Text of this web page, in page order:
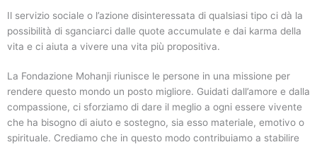
Il servizio sociale o l’azione disinteressata di qualsiasi tipo ci dà la
possibilità di sganciarci dalle quote accumulate e dai karma della
vita e ci aiuta a vivere una vita più propositiva.
La Fondazione Mohanji riunisce le persone in una missione per
rendere questo mondo un posto migliore. Guidati dall’amore e dalla
compassione, ci sforziamo di dare il meglio a ogni essere vivente
che ha bisogno di aiuto e sostegno, sia esso materiale, emotivo o
spirituale. Crediamo che in questo modo contribuiamo a stabilire